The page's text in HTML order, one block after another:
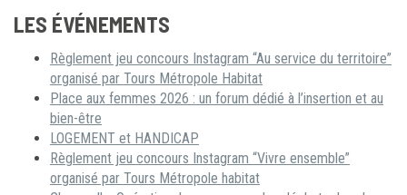
LES ÉVÉNEMENTS
Règlement jeu concours Instagram “Au service du territoire”
organisé par Tours Métropole Habitat
Place aux femmes 2026 : un forum dédié à l’insertion et au
bien-être
LOGEMENT et HANDICAP
Règlement jeu concours Instagram “Vivre ensemble”
organisé par Tours Métropole habitat